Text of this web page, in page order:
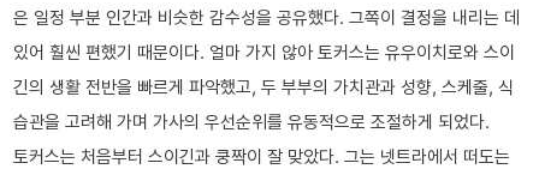
은 일정 부분 인간과 비슷한 감수성을 공유했다. 그쪽이 결정을 내리는 데
있어 훨씬 편했기 때문이다. 얼마 가지 않아 토커스는 유우이치로와 스이
긴의 생활 전반을 빠르게 파악했고, 두 부부의 가치관과 성향, 스케줄, 식
습관을 고려해 가며 가사의 우선순위를 유동적으로 조절하게 되었다.
토커스는 처음부터 스이긴과 쿵짝이 잘 맞았다. 그는 넷트라에서 떠도는